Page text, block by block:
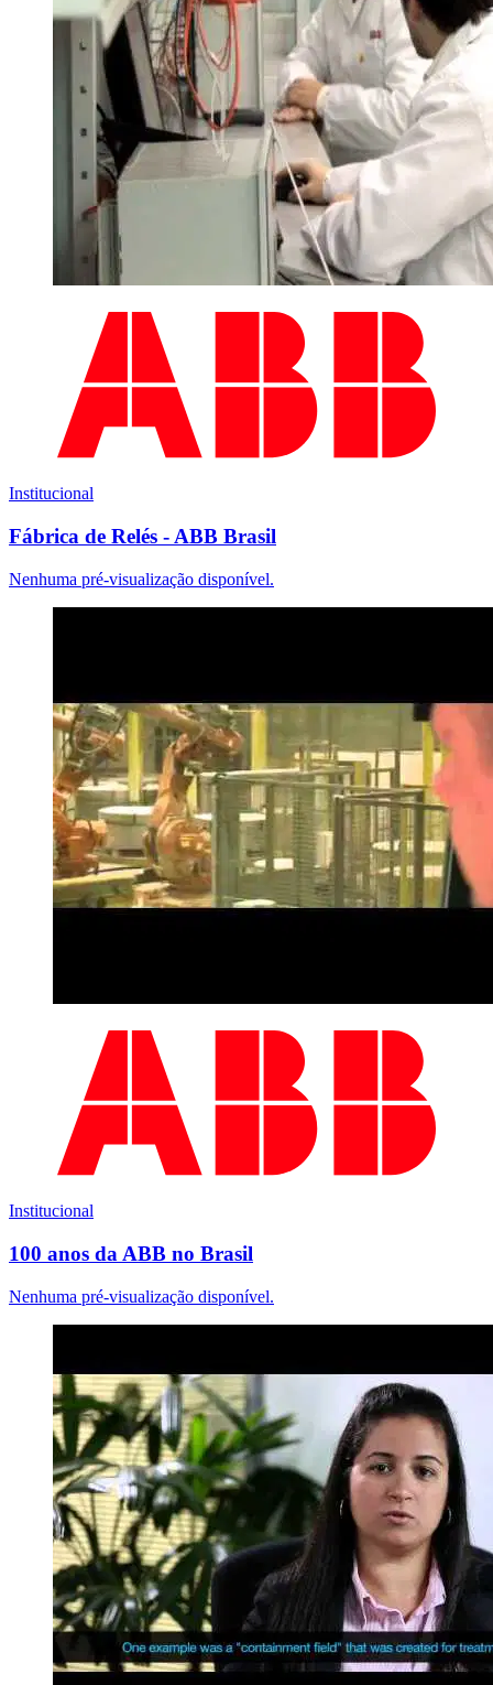
Institucional
Fábrica de Relés - ABB Brasil
Nenhuma pré-visualização disponível.
Institucional
100 anos da ABB no Brasil
Nenhuma pré-visualização disponível.